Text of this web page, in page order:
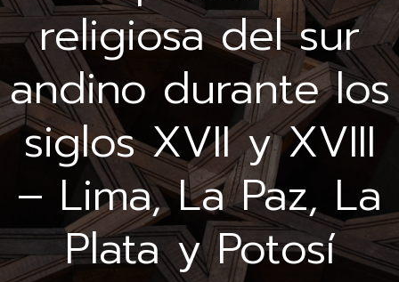
religiosa del sur
andino durante los
siglos XVII y XVIII
– Lima, La Paz, La
Plata y Potosí